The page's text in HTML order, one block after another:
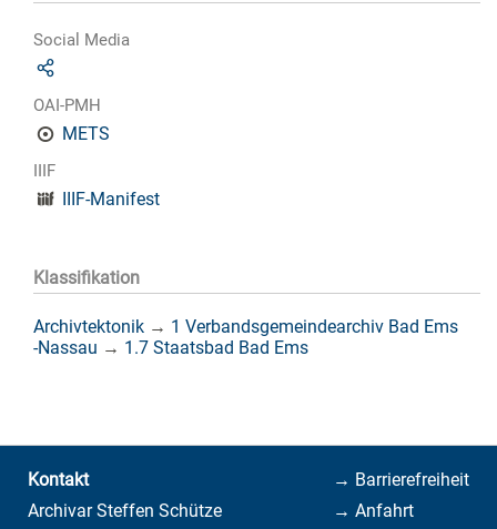
Social Media
OAI-PMH
METS
IIIF
IIIF-Manifest
Klassifikation
Archivtektonik → 1 Verbandsgemeindearchiv Bad Ems
-Nassau → 1.7 Staatsbad Bad Ems
→ Barrierefreiheit
→ Anfahrt
Kontakt
Archivar Steffen Schütze